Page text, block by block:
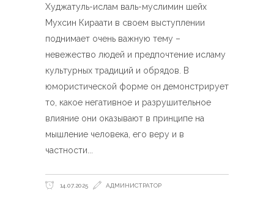
Худжатуль-ислам валь-муслимин шейх
Мухсин Кираати в своем выступлении
поднимает очень важную тему –
невежество людей и предпочтение исламу
культурных традиций и обрядов. В
юмористической форме он демонстрирует
то, какое негативное и разрушительное
влияние они оказывают в принципе на
мышление человека, его веру и в
частности
14.07.2025 АДМИНИСТРАТОР